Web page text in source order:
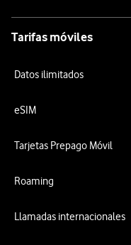
Tarifas móviles
Datos ilimitados
eSIM
Tarjetas Prepago Móvil
Roaming
Llamadas internacionales